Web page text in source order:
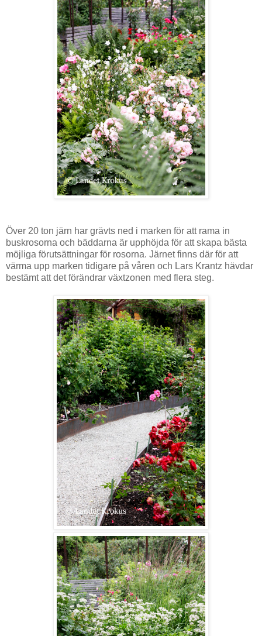
Över 20 ton järn har grävts ned i marken för att rama in
buskrosorna och bäddarna är upphöjda för att skapa bästa
möjliga förutsättningar för rosorna. Järnet finns där för att
värma upp marken tidigare på våren och Lars Krantz hävdar
bestämt att det förändrar växtzonen med flera steg.